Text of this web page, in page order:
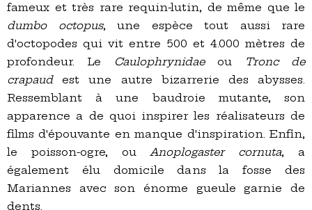
fameux et très rare requin-lutin, de même que le
dumbo octopus, une espèce tout aussi rare
d'octopodes qui vit entre 500 et 4.000 mètres de
profondeur. Le
Caulophrynidaeou
Tronc de
crapaudest une autre bizarrerie des abysses.
Ressemblant à une baudroie mutante, son
apparence a de quoi inspirer les réalisateurs de
films d'épouvante en manque d'inspiration. Enfin,
le poisson-ogre, ouAnoplogaster cornuta, a
également élu domicile dans la fosse des
Mariannes avec son énorme gueule garnie de
dents.